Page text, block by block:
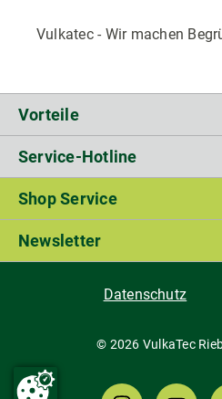
Vulkatec - Wir machen
Vorteile
Service-Hotline
Shop Service
Newsletter
Datenschutz
© 2026 VulkaTec